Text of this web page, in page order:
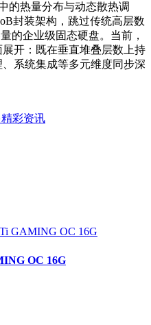
的热量分布与动态散热调
封装架构，跳过传统高层数
的企业级固态硬盘。当前，
开：既在垂直堆叠层数上持
系统集成等多元维度同步深
彩资讯
OC 16G